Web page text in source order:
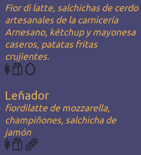
Fior di latte, salchichas de cerdo
artesanales de la carnicería
Arnesano, kétchup y mayonesa
caseros, patatas fritas
crujientes.
Leñador
fiordilatte de mozzarella,
champiñones, salchicha de
jamón